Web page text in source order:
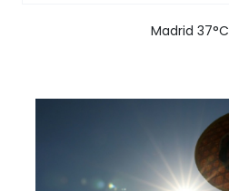
Madrid 37°C